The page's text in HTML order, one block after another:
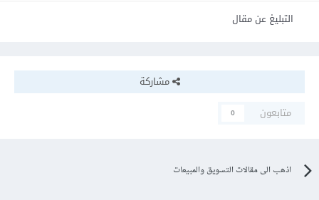
التبليغ عن مقال
مشاركة
متابعون
0
اذهب الى مقالات التسويق والمبيعات